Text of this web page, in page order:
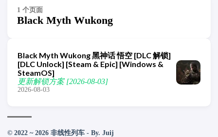
1 个页面
Black Myth Wukong
Black Myth Wukong 黑神话 悟空 [DLC 解锁]
[DLC Unlock] [Steam & Epic] [Windows &
SteamOS]
更新解锁方案 [2026-08-03]
2026-08-03
© 2022 ~ 2026 非线性列车 - By. Juij